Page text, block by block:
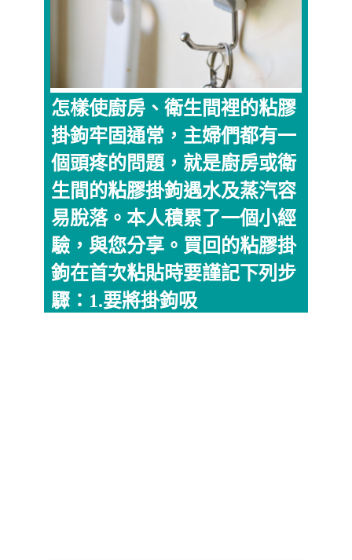
怎樣使廚房、衛生間裡的粘膠
掛鉤牢固通常，主婦們都有一
個頭疼的問題，就是廚房或衛
生間的粘膠掛鉤遇水及蒸汽容
易脫落。本人積累了一個小經
驗，與您分享。買回的粘膠掛
鉤在首次粘貼時要謹記下列步
驟：1.要將掛鉤吸